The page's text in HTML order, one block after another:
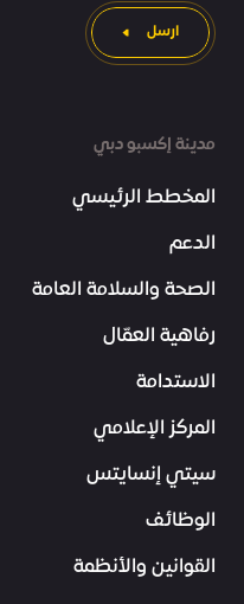
مدينة إكسبو دبي
المخطط الرئيسي
الدعم
الصحة والسلامة العامة
رفاهية العمّال
الاستدامة
المركز الإعلامي
سيتي إنسايتس
الوظائف
القوانين والأنظمة
ارسل